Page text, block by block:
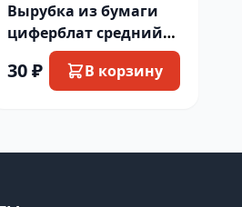
Вырубка из бумаги
циферблат средний
30 ₽ В корзину